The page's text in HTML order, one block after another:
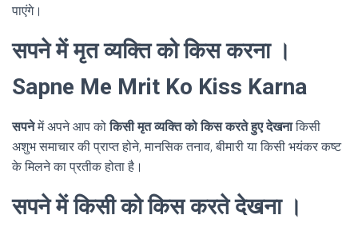
पाएंगे।
सपने में मृत व्यक्ति को किस करना ।
Sapne Me Mrit Ko Kiss Karna
सपनेमें अपने आप कोकिसी मृत व्यक्ति को किस करते हुए देखनाकिसी
अशुभ समाचार की प्राप्त होने, मानसिक तनाव, बीमारी या किसी भयंकर कष्ट
के मिलने का प्रतीक होता है।
सपने में किसी को किस करते देखना ।